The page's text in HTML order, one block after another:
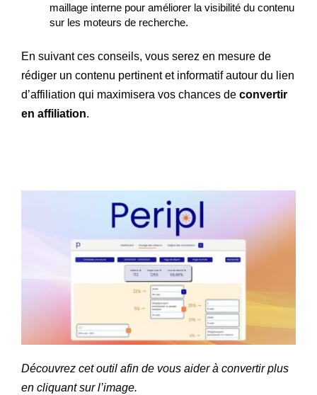
maillage interne pour améliorer la visibilité du contenu
sur les moteurs de recherche.
En suivant ces conseils, vous serez en mesure de
rédiger un contenu pertinent et informatif autour du lien
d’affiliation qui maximisera vos chances de convertir
en affiliation.
Découvrez cet outil afin de vous aider à convertir plus
en cliquant sur l’image.